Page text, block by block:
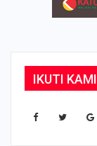
IKUTI KAMI